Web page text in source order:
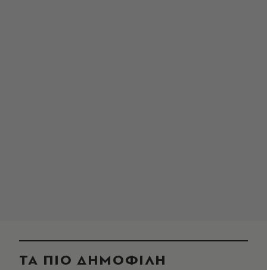
ΤΑ ΠΙΟ ΔΗΜΟΦΙΛΗ